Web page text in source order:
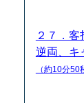
２７．客
逆両、キ
（約10分50